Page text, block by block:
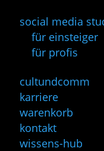
social media
für einsteiger
für profis
cultundcomm
karriere
warenkorb
kontakt
wissens-hub